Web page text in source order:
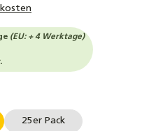
(EU: + 4 Werktage)
25er Pack